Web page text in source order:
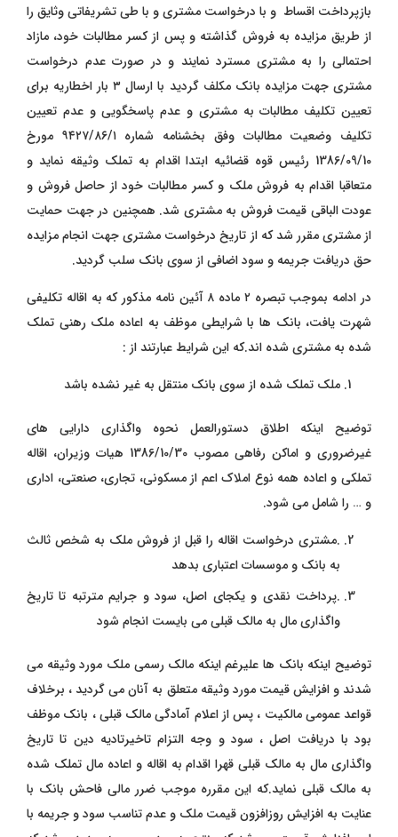
بازپرداخت اقساط و با درخواست مشتری و با طی تشریفاتی وثایق را
از طریق مزایده به فروش گذاشته و پس از کسر مطالبات خود، مازاد
احتمالی را به مشتری مسترد نمایند و در صورت عدم درخواست
مشتری جهت مزایده بانک مکلف گردید با ارسال ۳ بار اخطاریه برای
تعیین تکلیف مطالبات به مشتری و عدم پاسخگویی و عدم تعیین
تکلیف وضعیت مطالبات وفق بخشنامه شماره ۹۴۲۷/۸۶/۱ مورخ
1386/09/10 رئیس قوه قضائیه ابتدا اقدام به تملک وثیقه نماید و
متعاقبا اقدام به فروش ملک و کسر مطالبات خود از حاصل فروش و
عودت الباقی قیمت فروش به مشتری شد. همچنین در جهت حمایت
از مشتری مقرر شد که از تاریخ درخواست مشتری جهت انجام مزایده
حق دریافت جریمه و سود اضافی از سوی بانک سلب گردید.
در ادامه بموجب تبصره ۲ ماده ۸ آئین نامه مذکور که به اقاله تکلیفی
شهرت یافت، بانک ها با شرایطی موظف به اعاده ملک رهنی تملک
شده به مشتری شده اند.که این شرایط عبارتند از :
ملک تملک شده از سوی بانک منتقل به غیر نشده باشد
توضیح اینکه اطلاق دستورالعمل نحوه واگذاری دارایی های
غیرضروری و اماکن رفاهی مصوب 1386/10/30 هیات وزیران، اقاله
تملکی و اعاده همه نوع املاک اعم از مسکونی، تجاری، صنعتی، اداری
و … را شامل می شود.
.مشتری درخواست اقاله را قبل از فروش ملک به شخص ثالث
به بانک و موسسات اعتباری بدهد
.پرداخت نقدی و یکجای اصل، سود و جرایم مترتبه تا تاریخ
واگذاری مال به مالک قبلی می بایست انجام شود
توضیح اینکه بانک ها علیرغم اینکه مالک رسمی ملک مورد وثیقه می
شدند و افزایش قیمت مورد وثیقه متعلق به آنان می گردید ،‌ برخلاف
قواعد عمومی مالکیت ، پس از اعلام آمادگی مالک قبلی ، بانک موظف
بود با دریافت اصل ، سود و وجه التزام تاخیرتادیه دین تا تاریخ
واگذاری مال به مالک قبلی قهرا اقدام به اقاله و اعاده مال تملک شده
به مالک قبلی نماید.که این مقرره موجب ضرر مالی فاحش بانک با
عنایت به افزایش روزافزون قیمت ملک و عدم تناسب سود و جریمه با